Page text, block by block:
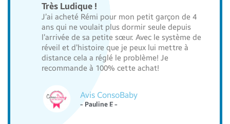
Très Ludique !
J’ai acheté Rémi pour mon petit garçon de 4
ans qui ne voulait plus dormir seule depuis
l’arrivée de sa petite sœur. Avec le système de
réveil et d’histoire que je peux lui mettre à
distance cela a réglé le problème! Je
recommande à 100% cette achat!
Avis ConsoBaby
- Pauline F. -